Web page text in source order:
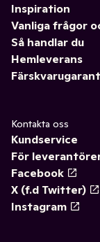
Inspiration
Vanliga frågor
Så handlar du
Hemleverans
Kontakta oss
Kundservice
För
Facebook
X (f.d Twitter)
Instagram